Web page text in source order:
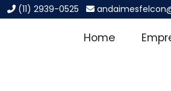
(11) 2939-0525
Home